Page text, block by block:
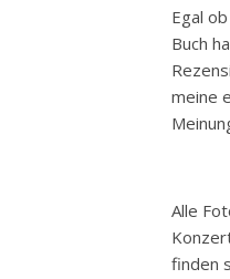
Egal
Buch
meine
Alle
finden